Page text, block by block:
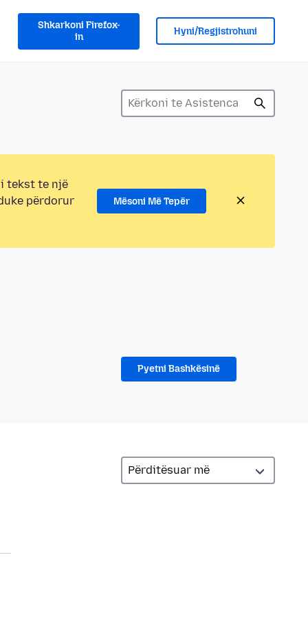
Shkarkoni Firefox-
in
Hyni/Regjistrohuni
tekst te një
përdorur
Mësoni Më Tepër
Pyetni Bashkësinë